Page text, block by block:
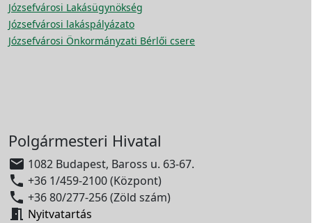
Józsefvárosi Lakásügynökség
Józsefvárosi lakáspályázato
Józsefvárosi Önkormányzati Bérlői csere
Polgármesteri Hivatal
 1082 Budapest, Baross u. 63-67.
 +36 1/459-2100 (Központ)
 +36 80/277-256 (Zöld szám)
 Nyitvatartás